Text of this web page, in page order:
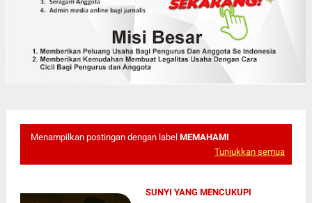
Menampilkan postingan dengan label MEMAHAMI
Tunjukkan semua
SUNYI YANG MENCUKUPI